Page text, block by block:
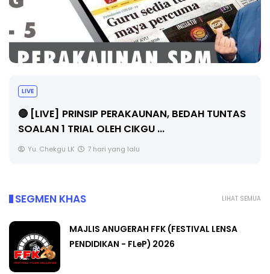
LIVE
🔴 [LIVE] PRINSIP PERAKAUNAN, BEDAH TUNTAS
SOALAN 1 TRIAL OLEH CIKGU ...
Yu. Chekgu LK 7 hari yang lalu
LIHAT SEMUA
SEGMEN KHAS
MAJLIS ANUGERAH FFK (FESTIVAL LENSA
PENDIDIKAN - FLeP) 2026